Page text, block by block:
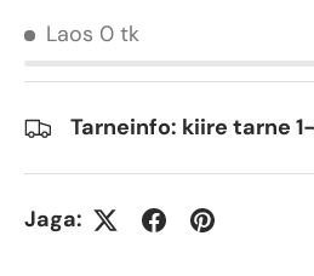
Laos 0 tk
Tarneinfo: kiire tarne
Jaga: